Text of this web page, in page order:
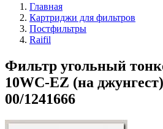
Главная
Картриджи для фильтров
Постфильтры
Raifil
Фильтр угольный
10WC-EZ (на
00/1241666